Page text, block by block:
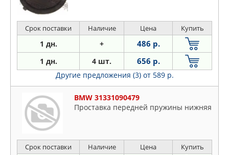
Срок поставки Наличие Цена Купить
1 дн. + 486 р.
1 дн. 4 шт. 656 р.
Другие предложения (3) от 589 р.
BMW 31331090479
Проставка передней пружины нижняя
Срок поставки Наличие Цена Купить